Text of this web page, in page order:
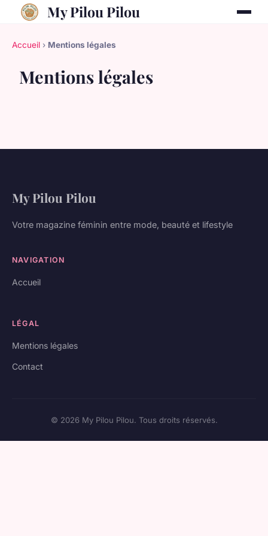
My Pilou Pilou
Accueil › Mentions légales
Mentions légales
My Pilou Pilou
Votre magazine féminin entre mode, beauté et lifestyle
NAVIGATION
Accueil
LÉGAL
Mentions légales
Contact
© 2026 My Pilou Pilou. Tous droits réservés.